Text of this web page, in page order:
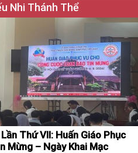
Nhi Thánh Thể
Thứ VII: Huấn Giáo Phục
Mừng – Ngày Khai Mạc